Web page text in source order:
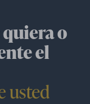
o
el
usted